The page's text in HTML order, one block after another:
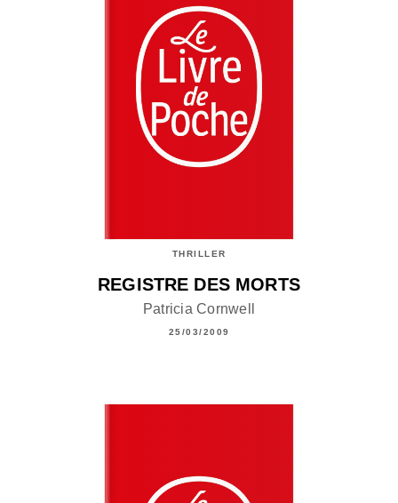
THRILLER
REGISTRE DES MORTS
Patricia Cornwell
25/03/2009